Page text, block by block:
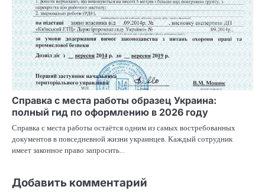
Справка с места работы образец Украина:
полный гид по оформлению в 2026 году
Справка с места работы остаётся одним из самых востребованных
документов в повседневной жизни украинцев. Каждый сотрудник
имеет законное право запросить…
Добавить комментарий